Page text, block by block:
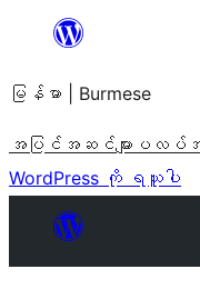
အကြောင်းအရာ
ကျော်သွား
ရန်
မြန်မာ | Burmese
အပြင်အဆင်များ ပလပ်အင်
WordPress ကို ရယူပါ